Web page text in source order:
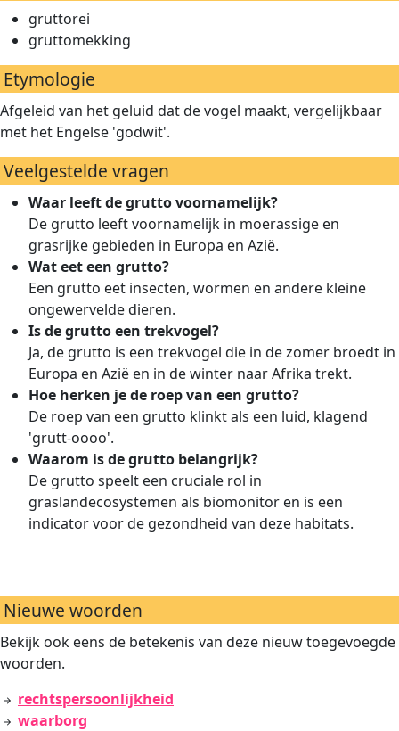
gruttorei
gruttomekking
Etymologie
Afgeleid van het geluid dat de vogel maakt, vergelijkbaar
met het Engelse 'godwit'.
Veelgestelde vragen
Waar leeft de grutto voornamelijk?
De grutto leeft voornamelijk in moerassige en
grasrijke gebieden in Europa en Azië.
Wat eet een grutto?
Een grutto eet insecten, wormen en andere kleine
ongewervelde dieren.
Is de grutto een trekvogel?
Ja, de grutto is een trekvogel die in de zomer broedt in
Europa en Azië en in de winter naar Afrika trekt.
Hoe herken je de roep van een grutto?
De roep van een grutto klinkt als een luid, klagend
'grutt-oooo'.
Waarom is de grutto belangrijk?
De grutto speelt een cruciale rol in
graslandecosystemen als biomonitor en is een
indicator voor de gezondheid van deze habitats.
Nieuwe woorden
Bekijk ook eens de betekenis van deze nieuw toegevoegde
woorden.
rechtspersoonlijkheid
waarborg